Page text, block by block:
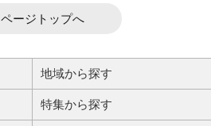
ページトップへ
地域から探す
特集から探す